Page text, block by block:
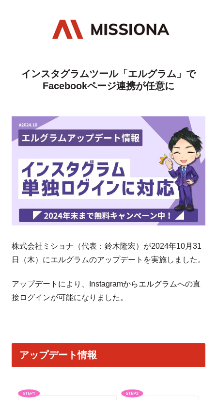
インスタグラムツール「エルグラム」で
Facebookページ連携が任意に
株式会社ミショナ（代表：鈴木隆宏）が2024年10月31
日（木）にエルグラムのアップデートを実施しました。
アップデートにより、Instagramからエルグラムへの直
接ログインが可能になりました。
アップデート情報